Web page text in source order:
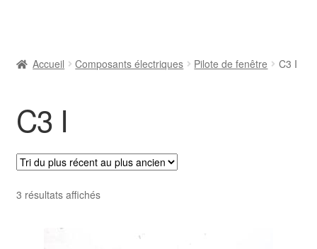
Livraison
Livraison internationale
Mon compte
Paiements
Accueil Composants électriques Pilote de fenêtre C3 I
C3 I
3 résultats affichésTrié